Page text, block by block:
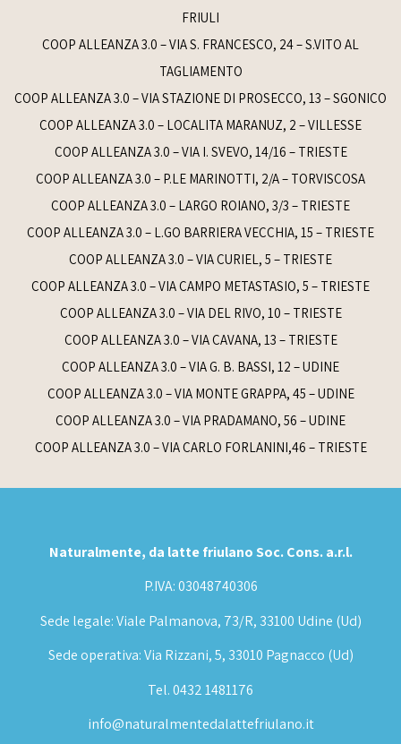
FRIULI
COOP ALLEANZA 3.0 – VIA S. FRANCESCO, 24 – S.VITO AL
TAGLIAMENTO
COOP ALLEANZA 3.0 – VIA STAZIONE DI PROSECCO, 13 – SGONICO
COOP ALLEANZA 3.0 – LOCALITA MARANUZ, 2 – VILLESSE
COOP ALLEANZA 3.0 – VIA I. SVEVO, 14/16 – TRIESTE
COOP ALLEANZA 3.0 – P.LE MARINOTTI, 2/A – TORVISCOSA
COOP ALLEANZA 3.0 – LARGO ROIANO, 3/3 – TRIESTE
COOP ALLEANZA 3.0 – L.GO BARRIERA VECCHIA, 15 – TRIESTE
COOP ALLEANZA 3.0 – VIA CURIEL, 5 – TRIESTE
COOP ALLEANZA 3.0 – VIA CAMPO METASTASIO, 5 – TRIESTE
COOP ALLEANZA 3.0 – VIA DEL RIVO, 10 – TRIESTE
COOP ALLEANZA 3.0 – VIA CAVANA, 13 – TRIESTE
COOP ALLEANZA 3.0 – VIA G. B. BASSI, 12 – UDINE
COOP ALLEANZA 3.0 – VIA MONTE GRAPPA, 45 – UDINE
COOP ALLEANZA 3.0 – VIA PRADAMANO, 56 – UDINE
COOP ALLEANZA 3.0 – VIA CARLO FORLANINI,46 – TRIESTE
Naturalmente, da latte friulano Soc. Cons. a.r.l.
P.IVA: 03048740306
Sede legale: Viale Palmanova, 73/R, 33100 Udine (Ud)
Sede operativa: Via Rizzani, 5, 33010 Pagnacco (Ud)
Tel. 0432 1481176
info@naturalmentedalattefriulano.it